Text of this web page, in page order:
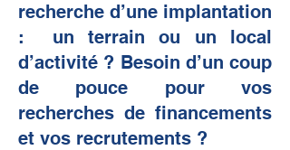
recherche d’une implantation
: un terrain ou un local
d’activité ? Besoin d’un coup
de pouce pour vos
recherches de financements
et vos recrutements ?